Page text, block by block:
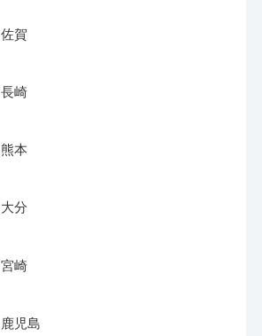
佐賀
長崎
熊本
大分
宮崎
鹿児島